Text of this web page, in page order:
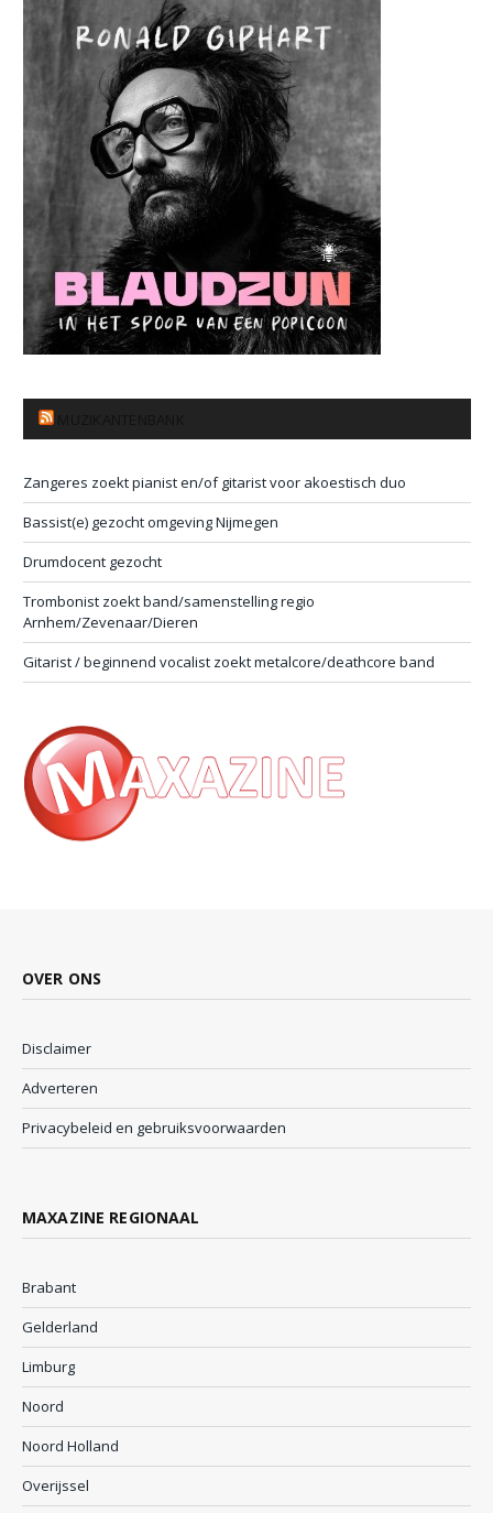
Zangeres zoekt pianist en/of gitarist voor akoestisch duo
Bassist(e) gezocht omgeving Nijmegen
Drumdocent gezocht
Trombonist zoekt band/samenstelling regio
Arnhem/Zevenaar/Dieren
Gitarist / beginnend vocalist zoekt metalcore/deathcore band
OVER ONS
Disclaimer
Adverteren
Privacybeleid en gebruiksvoorwaarden
MAXAZINE REGIONAAL
Brabant
Gelderland
Limburg
Noord
Noord Holland
Overijssel